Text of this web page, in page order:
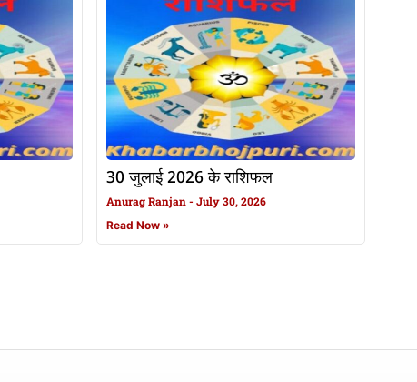
30 जुलाई 2026 के राशिफल
Anurag Ranjan July 30, 2026
Read Now »